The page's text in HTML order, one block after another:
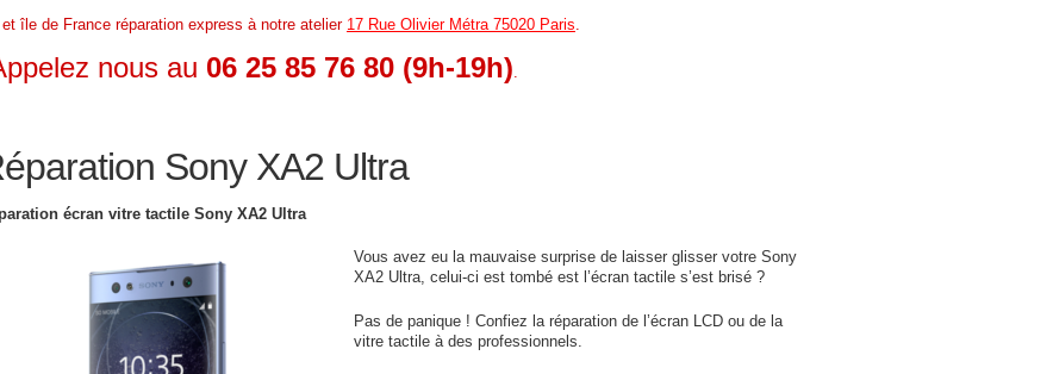
île de France réparation express à notre atelier 17 Rue Olivier Métra 75020 Paris
nous au 06 25 85 76 80 (9h-19h).
Sony XA2 Ultra
écran vitre tactile Sony XA2 Ultra
Vous avez eu la mauvaise surprise de laisser glisser votre Sony
XA2 Ultra, celui-ci est tombé est l’écran tactile s’est brisé ?
Pas de panique ! Confiez la réparation de l’écran LCD ou de la
vitre tactile à des professionnels.